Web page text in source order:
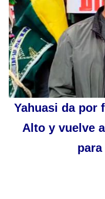
Yahuasi da por
Alto y vuelve